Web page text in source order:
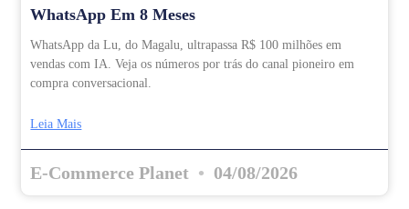
WhatsApp Em 8 Meses
WhatsApp da Lu, do Magalu, ultrapassa R$ 100 milhões em
vendas com IA. Veja os números por trás do canal pioneiro em
compra conversacional.
Leia Mais
E-Commerce Planet 04/08/2026